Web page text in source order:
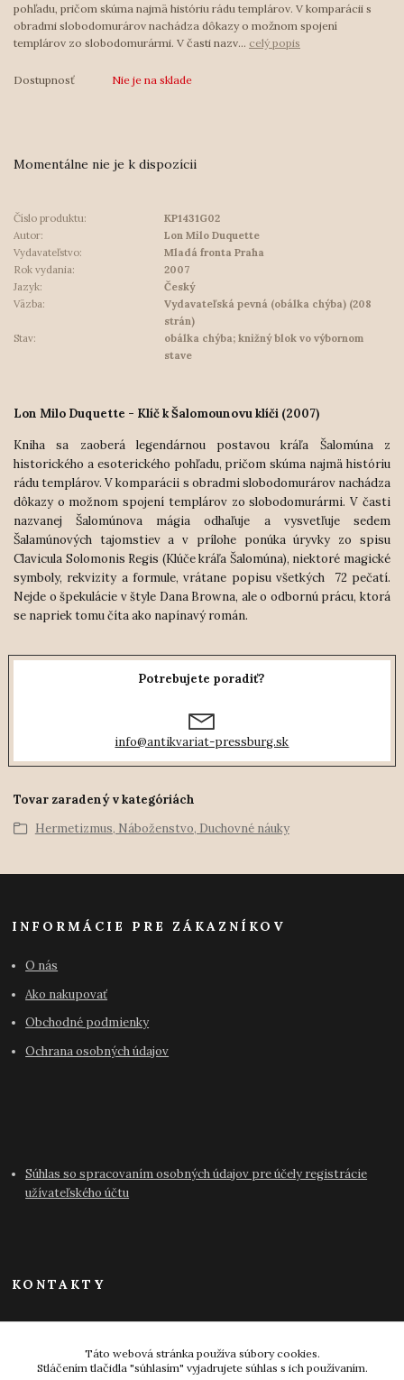
pohľadu, pričom skúma najmä históriu rádu templárov. V komparácii s
obradmi slobodomurárov nachádza dôkazy o možnom spojení
templárov zo slobodomurármi. V časti nazv... celý popis
Dostupnosť Nie je na sklade
Momentálne nie je k dispozícii
Číslo produktu:
KP1431G02
Autor:
Lon Milo Duquette
Vydavateľstvo:
Mladá fronta Praha
Rok vydania:
2007
Jazyk:
Český
Väzba:
Vydavateľská pevná (obálka chýba) (208
strán)
Stav:
obálka chýba; knižný blok vo výbornom
stave
Lon Milo Duquette - Klíč k Šalomounovu klíči (2007)
Kniha sa zaoberá legendárnou postavou kráľa Šalomúna z
historického a esoterického pohľadu, pričom skúma najmä históriu
rádu templárov. V komparácii s obradmi slobodomurárov nachádza
dôkazy o možnom spojení templárov zo slobodomurármi.V časti
nazvanej Šalomúnova mágia odhaľuje a vysvetľuje sedem
Šalamúnových tajomstiev a v prílohe ponúka úryvky zo spisu
Clavicula Solomonis Regis (Klúče kráľa Šalomúna), niektoré magické
symboly, rekvizity a formule, vrátane popisu všetkých 72 pečatí.
Nejde o špekulácie v štyle Dana Browna, ale o odbornú prácu, ktorá
se napriek tomu číta ako napínavý román.
Potrebujete poradiť?
info@antikvariat-pressburg.sk
Tovar zaradený v kategóriách
Hermetizmus, Náboženstvo, Duchovné náuky
INFORMÁCIE PRE ZÁKAZNÍKOV
O nás
Ako nakupovať
Obchodné podmienky
Ochrana osobných údajov
Súhlas so spracovaním osobných údajov pre účely registrácie
užívateľského účtu
KONTAKTY
Táto webová stránka používa súbory cookies.
Stláčením tlačidla "súhlasím" vyjadrujete súhlas s ich používaním.